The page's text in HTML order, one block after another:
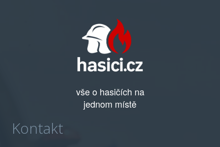
vše o hasičích na
jednom místě
Kontakt